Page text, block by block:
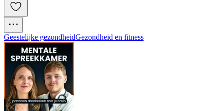
Geestelijke gezondheidGezondheid en fitness